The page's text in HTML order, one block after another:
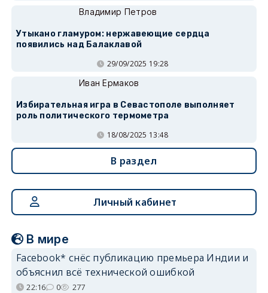
Владимир Петров
Утыкано гламуром: нержавеющие сердца
появились над Балаклавой
29/09/2025 19:28
Иван Ермаков
Избирательная игра в Севастополе выполняет
роль политического термометра
18/08/2025 13:48
В раздел
Личный кабинет
В мире
Facebook* снёс публикацию премьера Индии и
объяснил всё технической ошибкой
22:16 0 277